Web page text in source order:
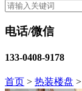
电话/微信
133-0408-9178
首页 > 热装楼盘 >